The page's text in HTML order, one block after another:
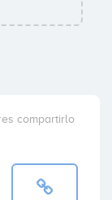
compartirlo